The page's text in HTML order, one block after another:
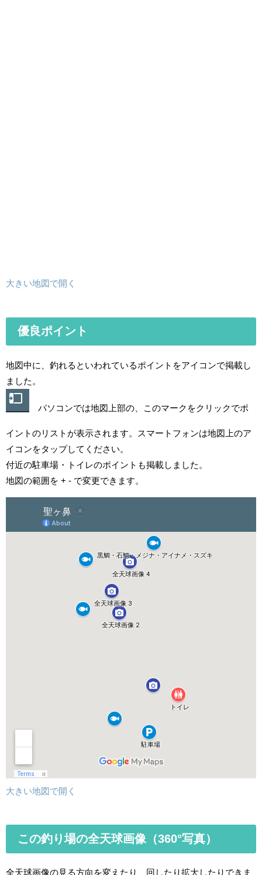
大きい地図で開く
優良ポイント
地図中に、釣れるといわれているポイントをアイコンで掲載し
ました。
パソコンでは地図上部の、このマークをクリックでポ
イントのリストが表示されます。スマートフォンは地図上のア
イコンをタップしてください。
付近の駐車場・トイレのポイントも掲載しました。
地図の範囲を + - で変更できます。
大きい地図で開く
この釣り場の全天球画像（360°写真）
全天球画像の見る方向を変えたり、回したり拡大したりできま